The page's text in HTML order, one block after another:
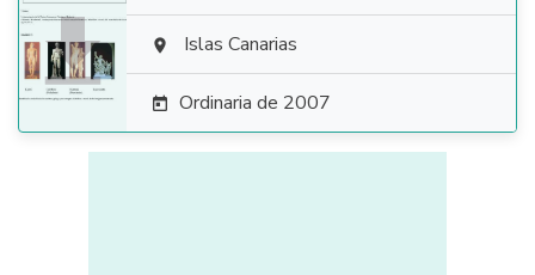
  Islas Canarias
 Ordinaria de 2007